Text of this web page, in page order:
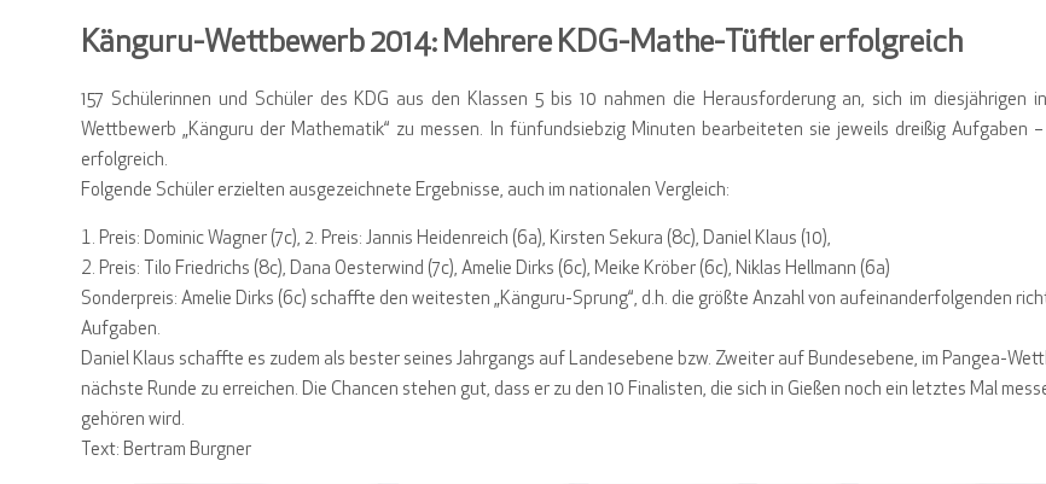
Känguru-Wettbewerb 2014: Mehrere KDG-Mathe-Tüftler erfolgreich
157 Schülerinnen und Schüler des KDG aus den Klassen 5 bis 10 nahmen die Herausforderung an, sich im diesjährigen
Wettbewerb „Känguru der Mathematik“ zu messen. In fünfundsiebzig Minuten bearbeiteten sie jeweils dreißig Aufgaben
erfolgreich.
Folgende Schüler erzielten ausgezeichnete Ergebnisse, auch im nationalen Vergleich:
Preis: Dominic Wagner (7c), 2. Preis: Jannis Heidenreich (6a), Kirsten Sekura (8c), Daniel Klaus (10),
Preis: Tilo Friedrichs (8c), Dana Oesterwind (7c), Amelie Dirks (6c), Meike Kröber (6c), Niklas Hellmann (6a)
Sonderpreis: Amelie Dirks (6c) schaffte den weitesten „Känguru-Sprung“, d.h. die größte Anzahl von aufeinanderfolgenden
Aufgaben.
Daniel Klaus schaffte es zudem als bester seines Jahrgangs auf Landesebene bzw. Zweiter auf Bundesebene, im Pangea-
nächste Runde zu erreichen. Die Chancen stehen gut, dass er zu den 10 Finalisten, die sich in Gießen noch ein letztes Mal
gehören wird.
Text: Bertram Burgner